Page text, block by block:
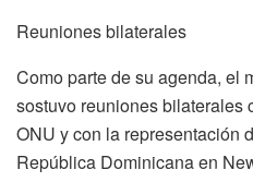
Reuniones bilaterales
Como parte de su agenda, el
sostuvo reuniones bilaterales
ONU y con la representación
República Dominicana en